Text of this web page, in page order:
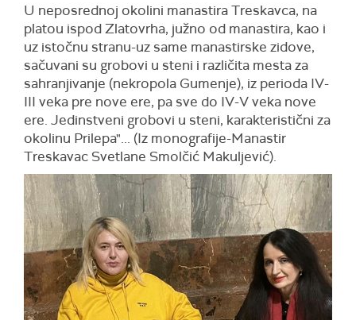
U neposrednoj okolini manastira Treskavca, na
platou ispod Zlatovrha, južno od manastira, kao i
uz istočnu stranu-uz same manastirske zidove,
sačuvani su grobovi u steni i različita mesta za
sahranjivanje (nekropola Gumenje), iz perioda IV-
III veka pre nove ere, pa sve do IV-V veka nove
ere. Jedinstveni grobovi u steni, karakteristični za
okolinu Prilepa"... (Iz monografije-Manastir
Treskavac Svetlane Smolčić Makuljević).